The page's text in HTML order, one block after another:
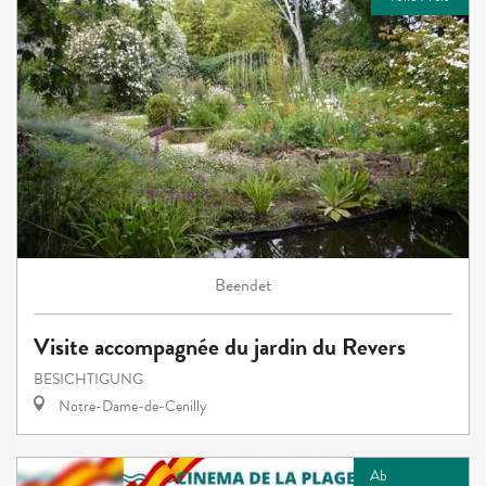
Beendet
Visite accompagnée du jardin du Revers
BESICHTIGUNG
Notre-Dame-de-Cenilly
Ab